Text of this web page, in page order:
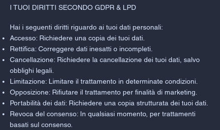
I TUOI DIRITTI SECONDO GDPR & LPD
Hai i seguenti diritti riguardo ai tuoi dati personali:
Accesso: Richiedere una copia dei tuoi dati.
Rettifica: Correggere dati inesatti o incompleti.
Cancellazione: Richiedere la cancellazione dei tuoi dati, salvo
obblighi legali.
Limitazione: Limitare il trattamento in determinate condizioni.
Opposizione: Rifiutare il trattamento per finalità di marketing.
Portabilità dei dati: Richiedere una copia strutturata dei tuoi dati.
Revoca del consenso: In qualsiasi momento, per trattamenti
basati sul consenso.